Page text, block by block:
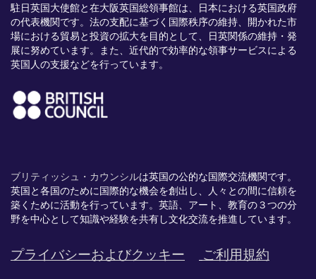
駐日英国大使館と在大阪英国総領事館は、日本における英国政府
の代表機関です。法の支配に基づく国際秩序の維持、開かれた市
場における貿易と投資の拡大を目的として、日英関係の維持・発
展に努めています。また、近代的で効率的な領事サービスによる
英国人の支援などを行っています。
ブリティッシュ・カウンシルは英国の公的な国際交流機関です。
英国と各国のために国際的な機会を創出し、
人々との間に信頼を
築くために活動を行っています。英語、 アート、 教育の３つの分
野を中心として知識や経験を共有し文化交流を推進 しています。
プライバシーおよびクッキー ご利用規約